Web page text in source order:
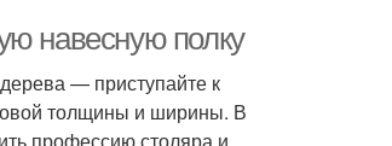
навесную полку
— приступайте к
толщины и ширины. В